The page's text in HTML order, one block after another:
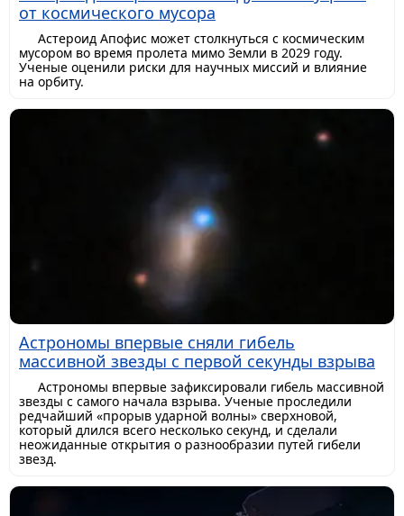
от космического мусора
Астероид Апофис может столкнуться с космическим
мусором во время пролета мимо Земли в 2029 году.
Ученые оценили риски для научных миссий и влияние
на орбиту.
Астрономы впервые сняли гибель
массивной звезды с первой секунды взрыва
Астрономы впервые зафиксировали гибель массивной
звезды с самого начала взрыва. Ученые проследили
редчайший «прорыв ударной волны» сверхновой,
который длился всего несколько секунд, и сделали
неожиданные открытия о разнообразии путей гибели
звезд.